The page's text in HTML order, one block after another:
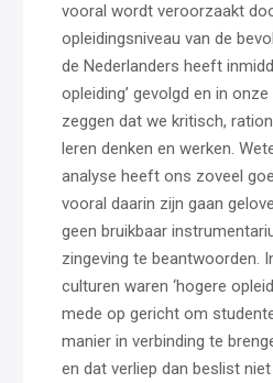
vooral wordt veroorzaakt
opleidingsniveau van de
de Nederlanders heeft
opleiding’ gevolgd en in
zeggen dat we kritisch,
leren denken en werken.
analyse heeft ons zoveel
vooral daarin zijn gaan
geen bruikbaar
zingeving te beantwoorden.
culturen waren ‘hogere
mede op gericht om
manier in verbinding te
en dat verliep dan beslist